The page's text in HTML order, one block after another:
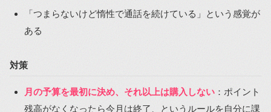
「つまらないけど惰性で通話を続けている」という感覚が
ある
対策
月の予算を最初に決め、それ以上は購入しない ：ポイント
残高がなくなったら今月は終了、というルールを自分に課